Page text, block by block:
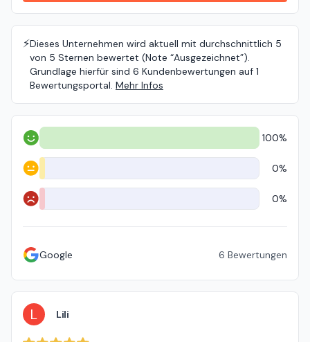
⚡️Dieses Unternehmen wird aktuell mit durchschnittlich 5
von 5 Sternen bewertet (Note “Ausgezeichnet”).
Grundlage hierfür sind 6 Kundenbewertungen auf 1
Bewertungsportal. Mehr Infos
Positiv 100%
Neutral 0%
Negativ 0%
Google 6 Bewertungen
L Lili